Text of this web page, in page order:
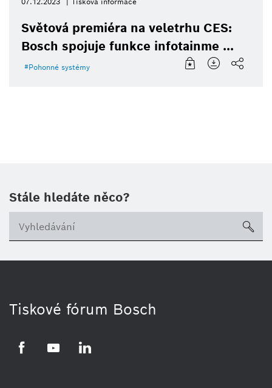
Světová premiéra na veletrhu CES:
Bosch spojuje funkce infotainme ...
Pohonné systémy
Stále hledáte něco?
Tiskové fórum Bosch